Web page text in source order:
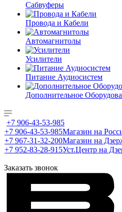
Сабвуферы
Провода и Кабели
Автомагнитолы
Усилители
Питание Аудиосистем
Дополнительное
+7 906-43-53-985
+7 906-43-53-985Магазин на
+7 967-31-32-200Магазин на
+7 952-83-28-915Уст.Центр на
Заказать звонок